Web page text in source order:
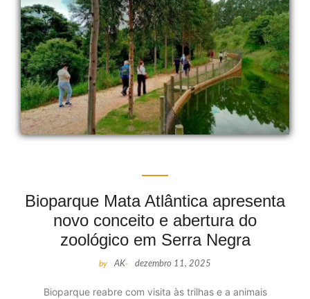
Bioparque Mata Atlântica apresenta
novo conceito e abertura do
zoológico em Serra Negra
by AK- dezembro 11, 2025
Bioparque reabre com visita às trilhas e a animais